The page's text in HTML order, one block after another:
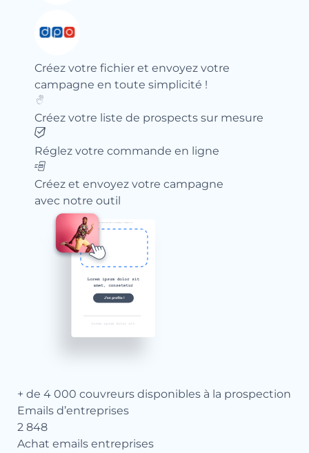
Créez votre fichier et envoyez votre
campagne en toute simplicité !
Créez votre liste de prospects sur mesure
Réglez votre commande en ligne
Créez et envoyez votre campagne
avec notre outil
+ de 4 000 couvreurs disponibles à la prospection
Emails d’entreprises
2 848
Achat emails entreprises